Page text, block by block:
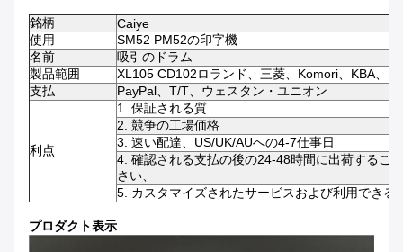
銘柄
Caiye
使用
SM52 PM52の印字機
名前
吸引のドラム
製品範囲
XL105 CD102ロランド、三菱、Komori、KBA、
支払
PayPal、T/T、ウェスタン・ユニオン
利点
1. 保証される質
2. 競争の工場価格
3. 速い配達、US/UK/AUへの4-7仕事日
4. 確認される支払の後の24-48時間に出荷するこ
さい、
5. カスタマイズされたサービスおよび利用できる
プロダクト表示